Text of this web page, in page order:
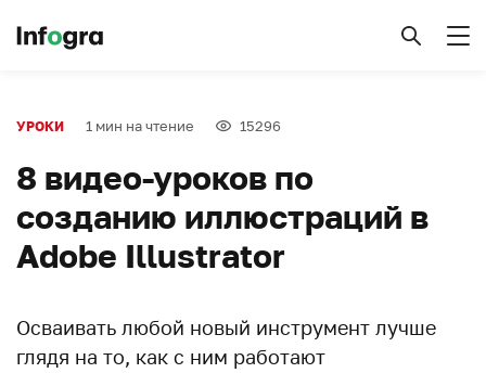
УРОКИ 1 мин на чтение 15296
8 видео-уроков по
созданию иллюстраций в
Adobe Illustrator
Осваивать любой новый инструмент лучше
глядя на то, как с ним работают